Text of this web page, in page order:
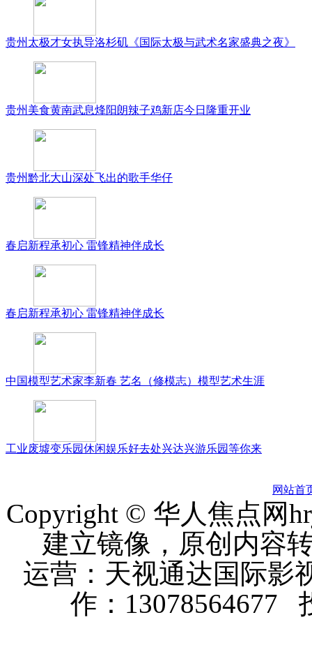
贵州太极才女执导洛杉矶《国际太极与武术名家盛典之夜》
贵州美食黄南武息烽阳朗辣子鸡新店今日隆重开业
贵州黔北大山深处飞出的歌手华仔
春启新程承初心 雷锋精神伴成长
春启新程承初心 雷锋精神伴成长
中国模型艺术家李新春 艺名（修模志）模型艺术生涯
工业废墟变乐园休闲娱乐好去处兴达兴游乐园等你来
网站首
Copyright © 华人焦点网
建立镜像，原创内容
运营：天视通达国际
作：13078564677